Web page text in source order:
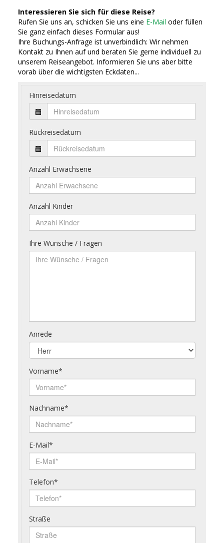
Interessieren Sie sich für diese Reise?
Rufen Sie uns an, schicken Sie uns eine E-Mail oder füllen
Sie ganz einfach dieses Formular aus!
Ihre Buchungs-Anfrage ist unverbindlich: Wir nehmen
Kontakt zu Ihnen auf und beraten Sie gerne individuell zu
unserem Reiseangebot. Informieren Sie uns aber bitte
vorab über die wichtigsten Eckdaten...